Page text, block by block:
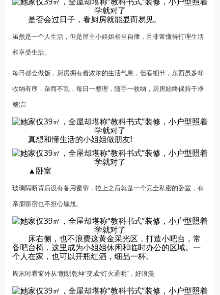
是否会过日子，看厨房就能显而易见。
虽然是一个人生活，但是屋主小姐姐相当自律，且非常懂得打理生活
和享受生活。
每日都会做饭，厨房拥有着浓浓的生活气息，但看细节，东西虽多却
收纳有序，杂而不乱，每日一整理，随手一收纳，厨房始终保持干净
整洁!
真想和懂生活的小姐姐做朋友!
▲卧室
玻璃隔断背后设有备用窗帘，拉上之后就是一个完全私密的卧室，有
亲朋留宿也不担心尴尬。
床右侧，也不浪费这黄金采光区，打造小吧台，常
备吧台椅，这里成为小姐姐休闲和临时办公的区域。一
个人在家，也可以开瓶红酒，细品一杯。
周末时看窗外从“朗朗乾坤”变成“灯火通明”，好浪漫!